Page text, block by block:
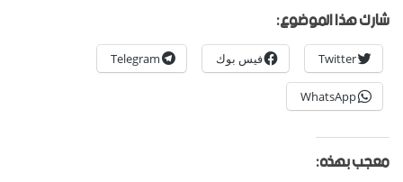
شارك هذا الموضوع:
Twitter فيس بوك Telegram
WhatsApp
معجب بهذه: